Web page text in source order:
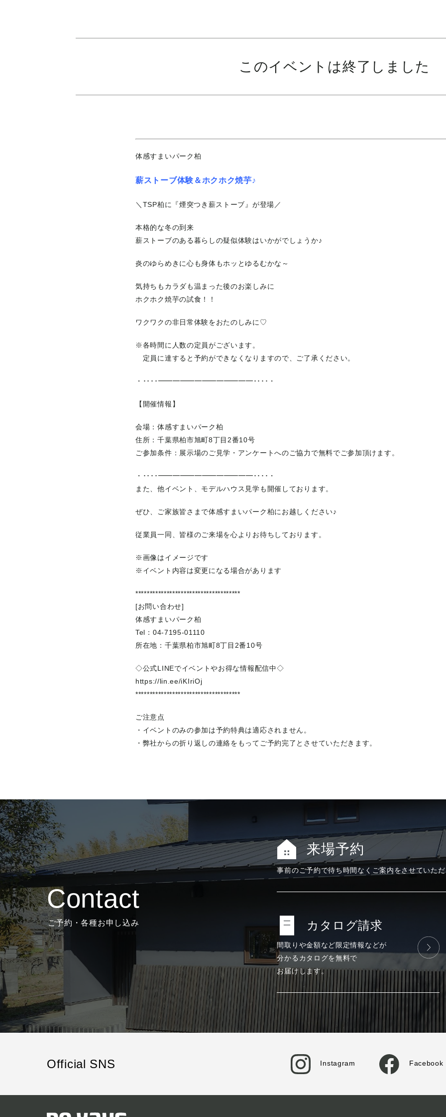
このイベントは終了しました
体感すまいパーク柏
薪ストーブ体験＆ホクホク焼芋♪
＼TSP柏に『煙突つき薪ストーブ』が登場／
本格的な冬の到来
薪ストーブのある暮らしの疑似体験はいかがでしょうか♪
炎のゆらめきに心も身体もホッとゆるむかな～
気持ちもカラダも温まった後のお楽しみに
ホクホク焼芋の試食！！
ワクワクの非日常体験をおたのしみに♡
※各時間に人数の定員がございます。
定員に達すると予約ができなくなりますので、ご了承ください。
・････━━━━━━━━━━━━━････・
【開催情報】
会場：体感すまいパーク柏
住所：千葉県柏市旭町8丁目2番10号
ご参加条件：展示場のご見学・アンケートへのご協力で無料でご参加頂けます。
・････━━━━━━━━━━━━━････・
また、他イベント、モデルハウス見学も開催しております。
ぜひ、ご家族皆さまで体感すまいパーク柏にお越しください♪
従業員一同、皆様のご来場を心よりお待ちしております。
※画像はイメージです
※イベント内容は変更になる場合があります
*************************************
[お問い合わせ]
体感すまいパーク柏
Tel：04-7195-01110
所在地：千葉県柏市旭町8丁目2番10号
◇公式LINEでイベントやお得な情報配信中◇
https://lin.ee/iKIriOj
*************************************
ご注意点
・イベントのみの参加は予約特典は適応されません。
・弊社からの折り返しの連絡をもってご予約完了とさせていただきます。
Contact
ご予約・各種お申し込み
来場予約
事前のご予約で待ち時間なく ご案内をさせていた
カタログ請求
間取りや金額など限定情報などが
分かる カタログを無料で
お届けします。
Official SNS Instagram Facebook